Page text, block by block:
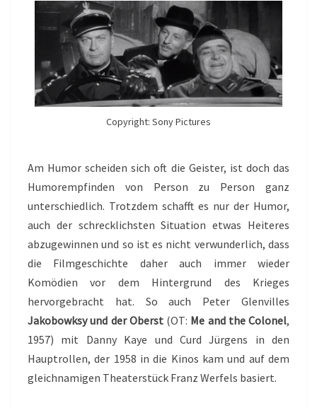
Copyright: Sony Pictures
Am Humor scheiden sich oft die Geister, ist doch das
Humorempfinden von Person zu Person ganz
unterschiedlich. Trotzdem schafft es nur der Humor,
auch der schrecklichsten Situation etwas Heiteres
abzugewinnen und so ist es nicht verwunderlich, dass
die Filmgeschichte daher auch immer wieder
Komödien vor dem Hintergrund des Krieges
hervorgebracht hat. So auch Peter Glenvilles
Jakobowksy und der Oberst(OT: Me and the Colonel,
1957) mit Danny Kaye und Curd Jürgens in den
Hauptrollen, der 1958 in die Kinos kam und auf dem
gleichnamigen Theaterstück Franz Werfels basiert.